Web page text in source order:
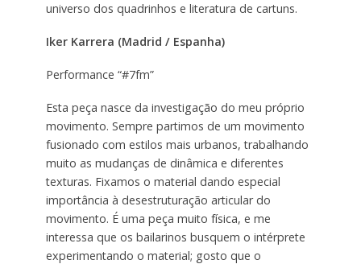
universo dos quadrinhos e literatura de cartuns.
Iker Karrera (Madrid / Espanha)
Performance “#7fm”
Esta peça nasce da investigação do meu próprio
movimento. Sempre partimos de um movimento
fusionado com estilos mais urbanos, trabalhando
muito as mudanças de dinâmica e diferentes
texturas. Fixamos o material dando especial
importância à desestruturação articular do
movimento. É uma peça muito física, e me
interessa que os bailarinos busquem o intérprete
experimentando o material; gosto que o